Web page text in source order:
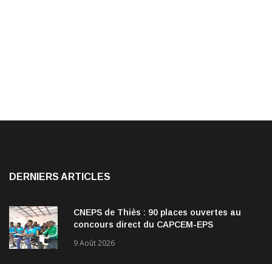
DERNIERS ARTICLES
CNEPS de Thiès : 90 places ouvertes au
concours direct du CAPCEM-EPS
9 Août 2026